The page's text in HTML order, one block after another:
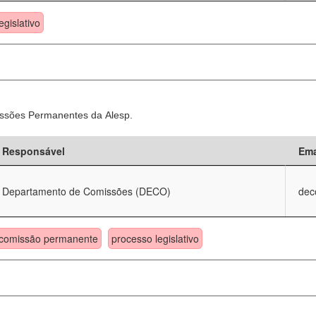
Permanentes da Alesp.
Responsável
Departamento de Comissões (DECO)
permanente processo legislativo